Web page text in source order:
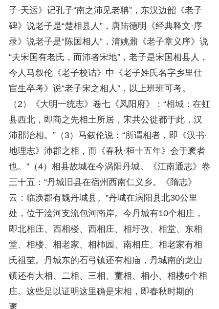
子·天运》记孔子“南之沛见老聃”，东汉边韶《老子
碑》说老子是“楚相县人”，唐陆德明《经典释文·序
录》说老子是“陈国相人”，清姚鼐《老子章义序》说
“夫宋国有老氏，而沛者宋地”，老子是宋国相县人，
今人马叙伦《老子校诂》中《老子姓氏名字乡里仕
宦生卒考》说“老子宋之相人”，以上班班可考。
（2）《大明一统志》卷七《凤阳府》：“相城：在虹
县西北，即商之先相土所居，宋共公徙都于此，汉
沛郡治相。”（3）马叙伦说：“所谓相者，即《汉书·
地理志》沛郡之相，而《春秋·桓十五年》会于袲者
也。”（4）相县故城在今涡阳丹城。《江南通志》卷
三十五：“丹城旧县在宿州西南仁义乡。《隋志》
云：临涣郡有魏丹城县。”丹城在涡阳县北30公里
处，位于浍河支流包河南岸。今丹城有10个相庄，
即北相庄、西相楼、西相庄、相圩孜、相堂、东相
堂、相楼、相老家、相柿园、南相庄。相老家有相
氏祖茔。丹城东的石弓镇还有相庙，丹城南的龙山
镇还有大相、二相、三相、董相、相小、相楼6个相
庄。这些足以证明这里确是宋相，即春秋时期的
袲。